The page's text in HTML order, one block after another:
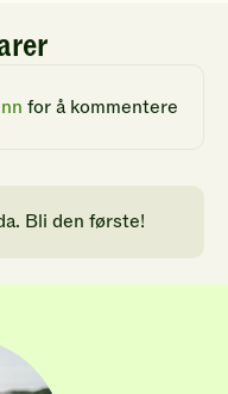
for å kommentere
Bli den første!